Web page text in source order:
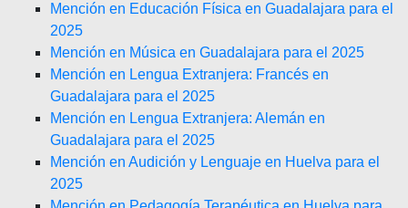
Mención en Educación Física en Guadalajara para el
2025
Mención en Música en Guadalajara para el 2025
Mención en Lengua Extranjera: Francés en
Guadalajara para el 2025
Mención en Lengua Extranjera: Alemán en
Guadalajara para el 2025
Mención en Audición y Lenguaje en Huelva para el
2025